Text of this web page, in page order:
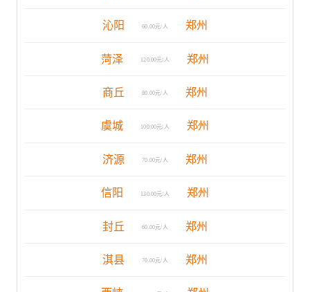
沁阳 60.00元/人 郑州
菏泽 120.00元/人 郑州
商丘 80.00元/人 郑州
虞城 100.00元/人 郑州
济源 70.00元/人 郑州
信阳 130.00元/人 郑州
封丘 60.00元/人 郑州
淇县 70.00元/人 郑州